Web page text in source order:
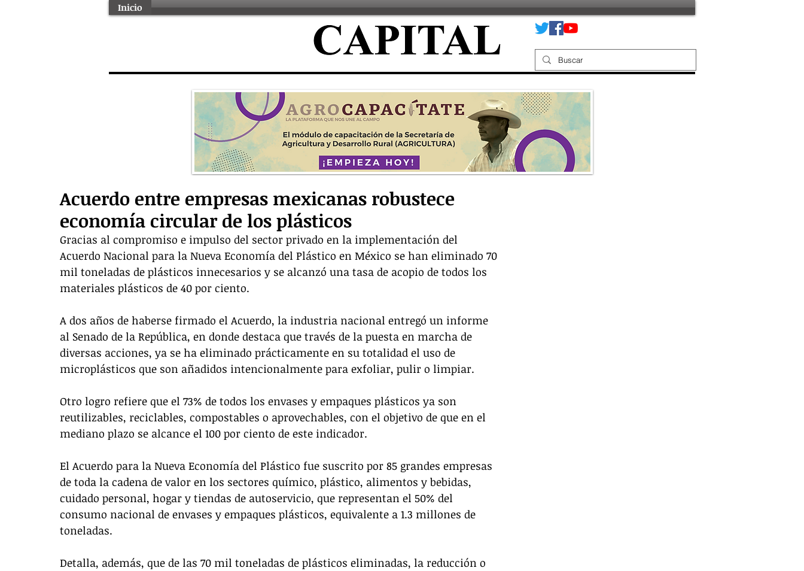
Inicio
Acuerdo entre empresas mexicanas robustece
economía circular de los plásticos
Gracias al compromiso e impulso del sector privado en la implementación del
Acuerdo Nacional para la Nueva Economía del Plástico en México se han eliminado 70
mil toneladas de plásticos innecesarios y se alcanzó una tasa de acopio de todos los
materiales plásticos de 40 por ciento.
A dos años de haberse firmado el Acuerdo, la industria nacional entregó un informe
al Senado de la República, en donde destaca que través de la puesta en marcha de
diversas acciones, ya se ha eliminado prácticamente en su totalidad el uso de
microplásticos que son añadidos intencionalmente para exfoliar, pulir o limpiar.
Otro logro refiere que el 73% de todos los envases y empaques plásticos ya son
reutilizables, reciclables, compostables o aprovechables, con el objetivo de que en el
mediano plazo se alcance el 100 por ciento de este indicador.
El Acuerdo para la Nueva Economía del Plástico fue suscrito por 85 grandes empresas
de toda la cadena de valor en los sectores químico, plástico, alimentos y bebidas,
cuidado personal, hogar y tiendas de autoservicio, que representan el 50% del
consumo nacional de envases y empaques plásticos, equivalente a 1.3 millones de
toneladas.
Detalla, además, que de las 70 mil toneladas de plásticos eliminadas, la reducción o